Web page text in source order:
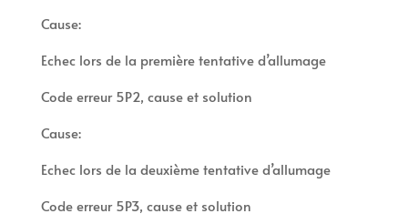
Cause:
Echec lors de la première tentative d’allumage
Code erreur 5P2, cause et solution
Cause:
Echec lors de la deuxième tentative d’allumage
Code erreur 5P3, cause et solution